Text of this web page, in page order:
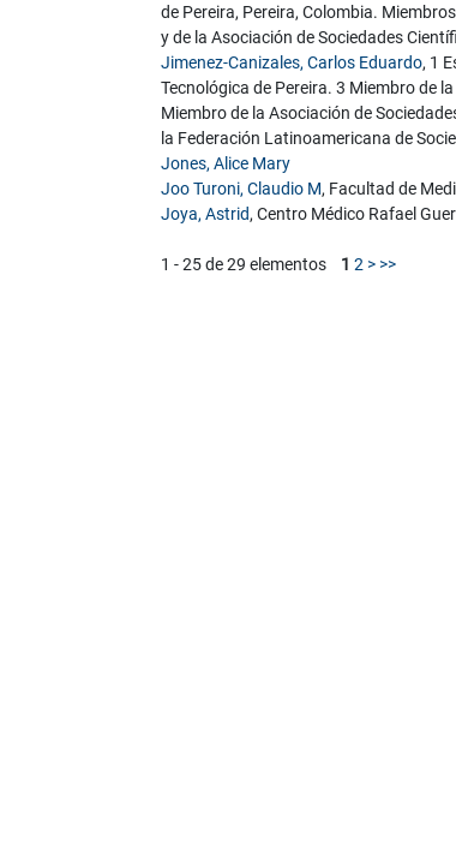
de Pereira, Pereira, Colombia.
y de la Asociación de Sociedades
Jimenez-Canizales, Carlos Eduardo, 1
Tecnológica de Pereira. 3 Miembro de
Miembro de la Asociación de
la Federación Latinoamericana de
Jones, Alice Mary
Joo Turoni, Claudio M, Facultad de
Joya, Astrid, Centro Médico Rafael
1 - 25 de 29 elementos 1 2 > >>